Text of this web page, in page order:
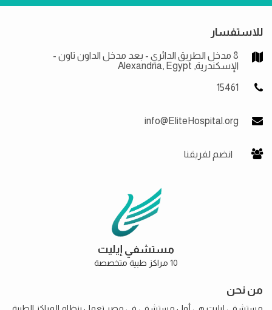
للاستفسار
8 مدخل الطريق الدائري - بعد مدخل الداون تاون -
الإسكندرية, Alexandria, Egypt
15461
info@EliteHospital.org
انضم لفريقنا
مستشفي إيليت
10 مراكز طبية متخصصة
من نحن